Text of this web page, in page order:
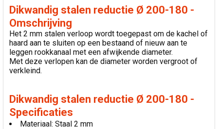
VOEG
GESELECTEERDE
TOE AAN
WINKELWAGEN
Dikwandig stalen reductie Ø 200-180 -
Omschrijving
Het 2 mm stalen verloop wordt toegepast om de kachel of
haard aan te sluiten op een bestaand of nieuw aan te
leggen rookkanaal met een afwijkende diameter.
Met deze verlopen kan de diameter worden vergroot of
verkleind.
Dikwandig stalen reductie Ø 200-180 -
Specificaties
Materiaal: Staal 2 mm